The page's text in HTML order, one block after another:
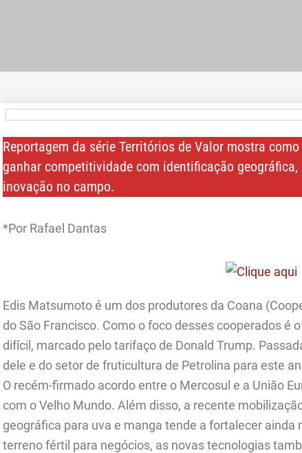
Reportagem da série Territórios de Valor mostra
ganhar competitividade com identificação
inovação no campo.
*Por Rafael Dantas
Edis Matsumoto é um dos produtores da Coana
do São Francisco. Como o foco desses cooperados é
difícil, marcado pelo tarifaço de Donald Trump.
dele e do setor de fruticultura de Petrolina para este
O recém-firmado acordo entre o Mercosul e a União
com o Velho Mundo. Além disso, a recente
geográfica para uva e manga tende a fortalecer
terreno fértil para negócios, as novas tecnologias